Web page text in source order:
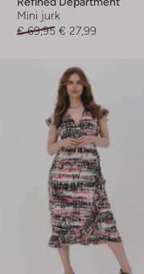
Mini jurk
€ 69,95 € 27,99